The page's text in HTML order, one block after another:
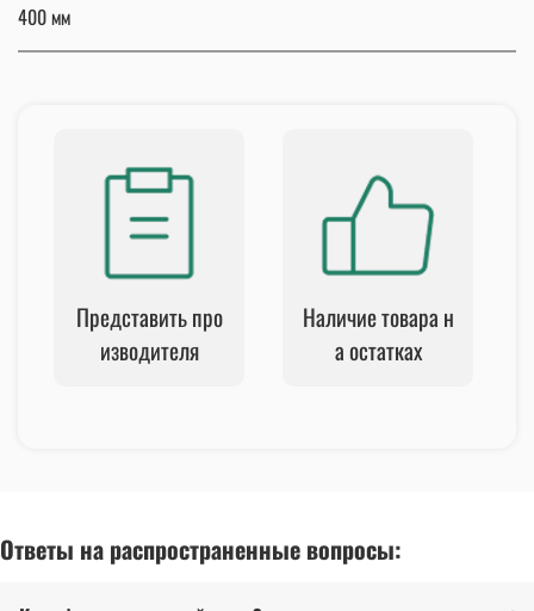
400 мм
Представить про
изводителя
Наличие товара н
а остатках
Ответы на распространенные вопросы: